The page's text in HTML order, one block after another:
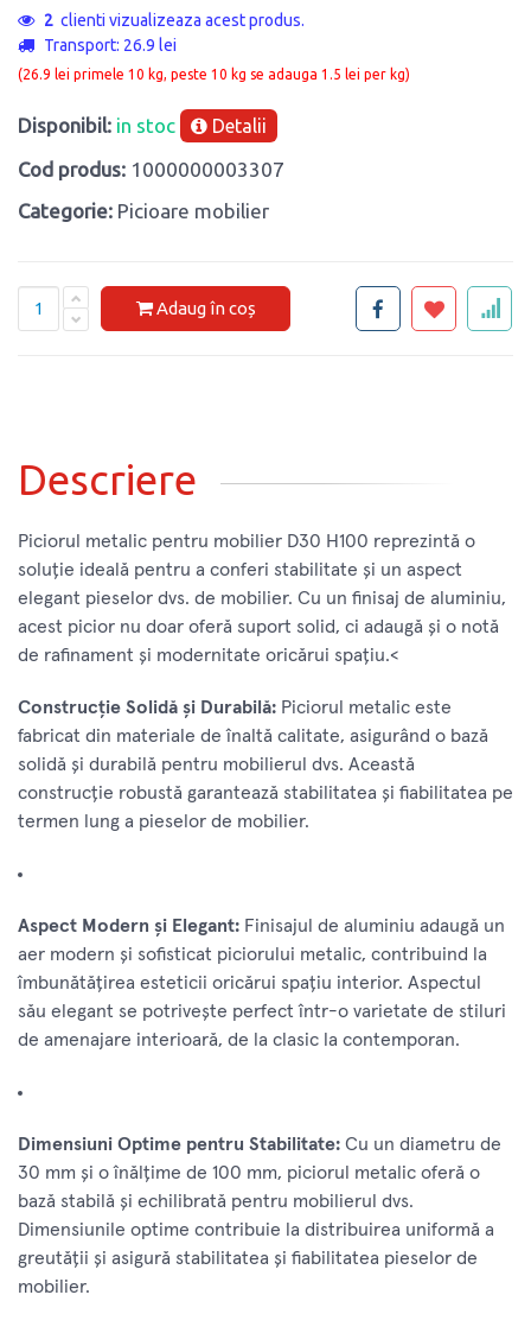
2 clienti vizualizeaza acest produs.
Transport: 26.9 lei
(26.9 lei primele 10 kg, peste 10 kg se adauga 1.5 lei per kg)
Disponibil: in stoc Detalii
Cod produs: 1000000003307
Categorie: Picioare mobilier
Adaug în coș
Descriere
Piciorul metalic pentru mobilier D30 H100 reprezintă o
soluție ideală pentru a conferi stabilitate și un aspect
elegant pieselor dvs. de mobilier. Cu un finisaj de aluminiu,
acest picior nu doar oferă suport solid, ci adaugă și o notă
de rafinament și modernitate oricărui spațiu.<
Construcție Solidă și Durabilă: Piciorul metalic este
fabricat din materiale de înaltă calitate, asigurând o bază
solidă și durabilă pentru mobilierul dvs. Această
construcție robustă garantează stabilitatea și fiabilitatea pe
termen lung a pieselor de mobilier.
Aspect Modern și Elegant: Finisajul de aluminiu adaugă un
aer modern și sofisticat piciorului metalic, contribuind la
îmbunătățirea esteticii oricărui spațiu interior. Aspectul
său elegant se potrivește perfect într-o varietate de stiluri
de amenajare interioară, de la clasic la contemporan.
Dimensiuni Optime pentru Stabilitate: Cu un diametru de
30 mm și o înălțime de 100 mm, piciorul metalic oferă o
bază stabilă și echilibrată pentru mobilierul dvs.
Dimensiunile optime contribuie la distribuirea uniformă a
greutății și asigură stabilitatea și fiabilitatea pieselor de
mobilier.